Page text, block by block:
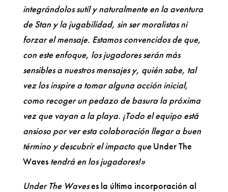
integrándolos sutil y naturalmente en la aventura
de Stan y la jugabilidad, sin ser moralistas ni
forzar el mensaje. Estamos convencidos de que,
con este enfoque, los jugadores serán más
sensibles a nuestros mensajes y, quién sabe, tal
vez los inspire a tomar alguna acción inicial,
como recoger un pedazo de basura la próxima
vez que vayan a la playa. ¡Todo el equipo está
ansioso por ver esta colaboración llegar a buen
término y descubrir el impacto queUnder The
Waves tendrá en los jugadores!»
Under The Waveses la última incorporación al